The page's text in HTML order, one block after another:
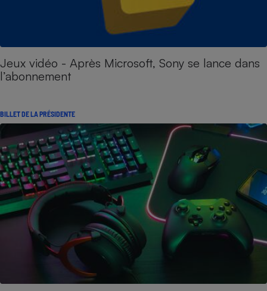
Jeux vidéo - Après Microsoft, Sony se lance dans
l’abonnement
BILLET DE LA PRÉSIDENTE